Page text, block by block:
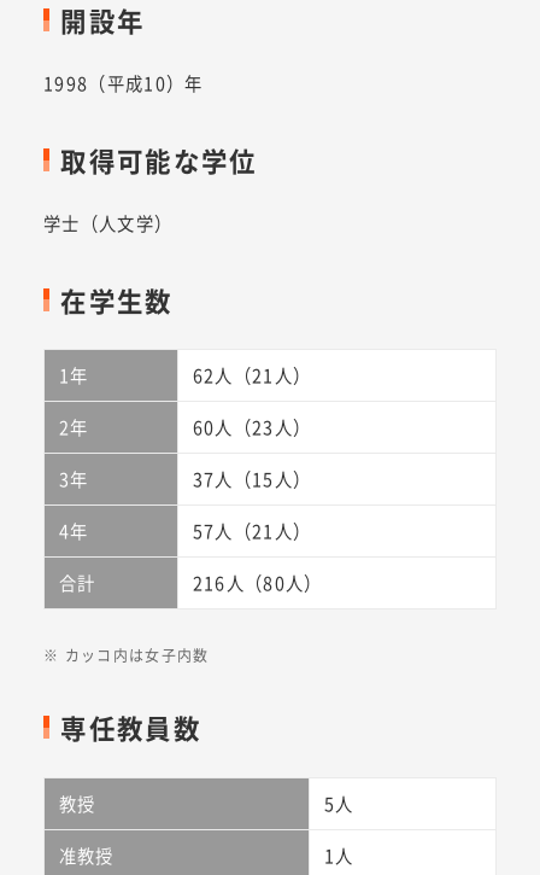
開設年
1998（平成10）年
取得可能な学位
学士（人文学）
在学生数
1年 62人（21人）
2年 60人（23人）
3年 37人（15人）
4年 57人（21人）
合計 216人（80人）
カッコ内は女子内数
専任教員数
教授 5人
准教授 1人